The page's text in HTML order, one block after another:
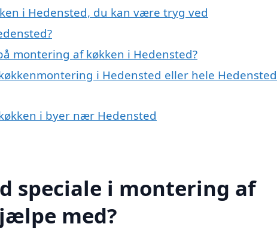
i Hedensted, du kan være tryg ved
montering af køkken i Hedensted?
i Hedensted eller hele Hedensted
i byer nær Hedensted
speciale i montering af
med?